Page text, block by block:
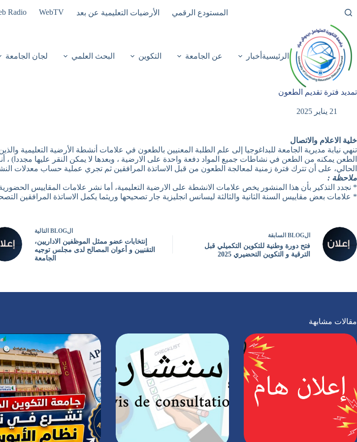
إلى
المحتوى
المستودع الرقمي الأرضيات التعليمية عن بعد WebTV
Radio
الرئيسية أخبار عن الجامعة التكوين البحث العلمي لجان الجامعة
تمديد فترة تقديم الطعون
21 يناير 2025
خلية الاعلام والاتصال
تنهي نيابة مديرية الجامعة للبداغوجيا إلى علم الطلبة المعنيين بالطعون في علامات أنشطة الأرضية
الحالي، على أن تترك فترة زمنية لمعالجة الطعون من قبل الاساتذة المرافقين ثم تجري عملية حساب معدلات النشاطات لتنشر
ملاحظة :
* نجدد التذكير بأن هذا المنشور يخص علامات الانشطة على الارضية التعليمية، أما نشر علامات المقاييس
* علامات بعض مقاييس السنة الثانية والثالثة ليسانس انجليزية جار تصحيحها وريثما يكمل الاساتذة المرافقين
الBLOG السابقة
فتح دورة وطنية للتكوين التكميلي قبل
الترقية و التكوين التحضيري 2025
الBLOG التالية
إنتخابات عضو ممثل الموظفين الاداريين،
التقنيين و أعوان المصالح لدى مجلس توجيه
الجامعة
مقالات مشابهة